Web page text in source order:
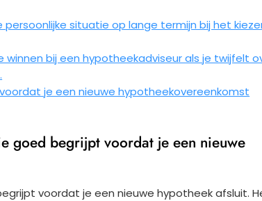
situatie op lange termijn bij het
winnen bij een hypotheekadviseur als je twijfelt
je een nieuwe hypotheekovereenkomst
goed begrijpt voordat je een nieuwe
voordat je een nieuwe hypotheek afsluit.